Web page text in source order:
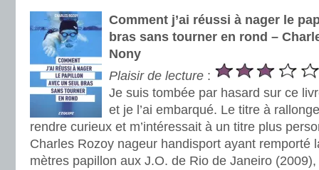
Comment j’ai réussi à nager le
bras sans tourner en rond –
Nony
Plaisir de lecture :
Je suis tombée par hasard sur ce
et je l’ai embarqué. Le titre à
rendre curieux et m’intéressait à un titre plus
Charles Rozoy nageur handisport ayant remporté
mètres papillon aux J.O. de Rio de Janeiro